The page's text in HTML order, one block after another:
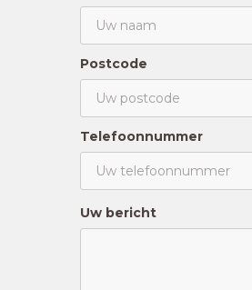
Postcode
Telefoonnummer
Uw bericht